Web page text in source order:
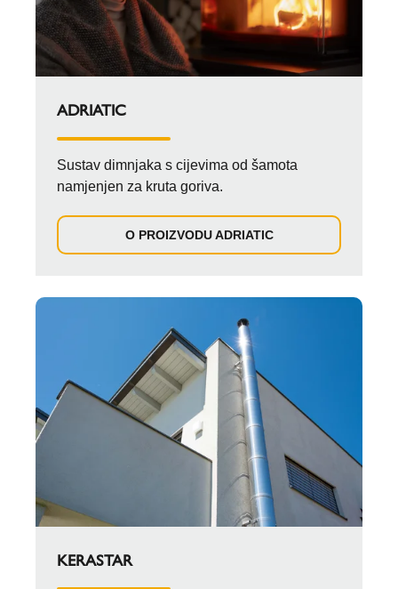
ADRIATIC
Sustav dimnjaka s cijevima od šamota
namjenjen za kruta goriva.
O PROIZVODU ADRIATIC
KERASTAR